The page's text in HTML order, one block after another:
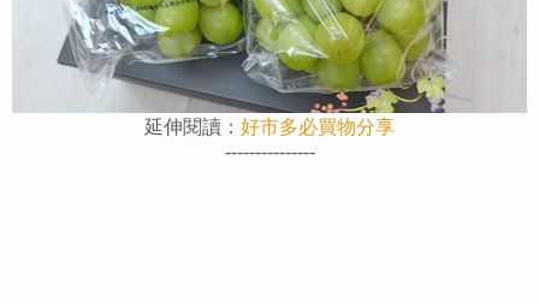
延伸閱讀： 好市多必買物分享
---------------